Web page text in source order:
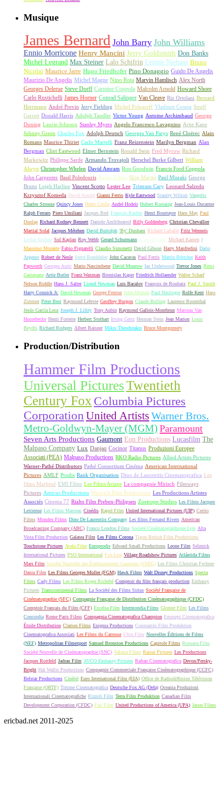
Musique
James Bernard John Barry John Williams
Ennio Morricone Henry Mancini Jerry Goldsmith Don Banks
Michel Legrand Max Steiner Lalo Schifrin Lennie Niehaus Bruno
Nicolai Maurice Jarre Hugo Friedhofer Pino Donaggio Guido De Angelis
Maurizio De Angelis Michel Magne Nino Rota Marvin Hamlisch Alex North
Georges Delerue Steve Dorff Carmine Coppola Malcolm Arnold Howard Shore
Carlo Rustichelli James Horner Conrad Salinger Van Cleave Riz Ortolani Bernard
Herrmann André Previn Jerry Fielding Michel Polnareff Vladimir Cosma Snuff
Garrett Donald Harris Adolph Tandler Victor Young Antoine Archimbaud George
Duning Laurie Johnson Stanley Myers Angelo Francesco Lavagnino Artie Kane
Johnny Green Charles Fox Adolph Deutsch Georges Van Parys René Cloërec Alain
Romans Maurice Thiriet Carlo Martelli Franz Reizenstein Marilyn Bergman Alan
Bergman Clint Eastwood Elmer Bernstein Ronald Stein Fred Myrow Richard
Markowitz Philippe Sarde Armando Trovajoli Herschel Burke Gilbert William
Alwyn Christopher Whelen David Amram Ron Goodwin Francis Ford Coppola
John Carpenter Basil Poledouris Roger Edens Skip Martin Paul Misraki George
Bruns Leigh Harline Vincent Scotto Lester Lee Tristram Cary Leonard Salzedo
Krzysztof Komeda David Arnold Gianni Ferrio Kyle Eastwood Stanley Wilson Vangelis
Charles Strouse Quincy Jones Henri Crolla André Hodeir Hubert Rostaing Jean-Louis Ducarme
Ralph Ferraro Piero Umiliani Jacques Brel François Rauber Henri Bourtayre Hans May Paul
Dunlap Richard Rodney Bennett Daniele Amfitheatrof Billy Goldenberg Christian Chevallier
Martial Solal Jacques Métehen David Buttolph 'By' Dunham Richard LaSalle Fritz Wenneis
Lothar Brühne Sol Kaplan Roy Webb Gerard Schurmann Alan Howarth Michael Kamen f
Massimo Morante Fabio Pignatelli Claudio Simonetti David Gibson Harry Manfredini Dario
Argento Robert de Nesle Steve Boeddeker John Cacavas Paul Ferris Martin Böttcher Keith
Papworth Georges Auric Mario Nascimbene David Munrow Ian Underwood Trevor Jones Remi
Gassmann Artie Butler Franz Waxman Bronislau Kaper Friedrich Hollaender Walter Scharf
Nelson Riddle Hans J. Salter Lionel Newman Luis Bacalov François de Roubaix Paul J. Smith
Harry Connick Jr. David Newman George Fenton John Ottman Paul Haslinger Rolfe Kent Hans
Zimmer Peter Best Raymond Lefevre Geoffrey Burgon Claude Bolling Laurence Rosenthal
Jesús García Leoz Joseph J. Lilley Tony Aubin Raymond Gallois-Montbrun Marceau Van
Hoorebecke Henri Forterre Herbert Stothart Irving Gertz Herman Stein Jean Marion Louis
Beydts Richard Rodgers Albert Raisner Mikis Theodorakis Bruce Montgomery
Production/Distribution
Hammer Film Productions
Universal PicturesTwentieth
Century Fox Columbia Pictures
Corporation United Artists Warner Bros.
Metro-Goldwyn-Mayer (MGM) Paramount
Seven Arts Productions Gaumont Eon Productions Lucasfilm The
Malpaso Company Lux Danjaq Cocinor Titanus Produzioni Europee
Associati (PEA) Malpaso Productions RKO Radio Pictures Allied Artists Pictures
Warner-Pathé Distributors Pathé Consortium Cinéma American International
Pictures AMLF Prodis Rank Organisation Dino de Laurentiis Cinematografica Les
films Marbeuf EMI Films Les Films Ariane La compagnie Mirisch Filmways
Pictures Amicus Productions Warwick Film Productions Les Productions Artistes
Associés Cinema 77 Rialto Film Preben-Philipsen Zoetrope Studios Les Films Jacques
Leitienne Les Films Marceau Cinédis Rapid Film United International Pictures (UIP) Cerito
Films Mondex Films Dino De Laurentiis Company Les films Fernand Rivers American
Broadcasting Company (ABC) Franco London Films Societé Cinématographique Lyre Alta
Vista Film Production Galatea Film Les Films Corona Tigon British Film Productions
Touchstone Pictures Avala Film Europrodis Edward Small Productions Leone Film Selznick
International Pictures PSO International Fox-Lira Village Roadshow Pictures Atlántida Films
Mars Film Société Nouvelle des Établissements Gaumont (SNEG) Les Films Christian Fechner
Dania Film Les Films Georges Muller (FGM) Hawk Films Walt Disney Productions Specta
Films Cady Films Les Films Roger Richebé Comptoir du film français production Embassy
Pictures Transcontinental Films La Société des Films Sirius Société Française de
Cinématographie (SFC) Compagnie Française de Distribution Cinématographique (CFDC)
Comptoir Français du Film (CFF) Excelsa Film Intermondia Films Glomer Film Les Films
Concordia Rome Paris Films Compagnia Cinematografica Champion Emmepi Cinematografica
Étoile Distribution Clarion Films Enigma Productions Constantin Film Produktion
Cinematografica Associati Les Films du Carrosse Ultra Film Nouvelles Éditions de Films
(NEF) Metropolitan Filmexport Samuel Bronston Productions Capitole Films Romana Film
Société Nouvelle de Cinématographie (SNC) Valoria Films Rastar Pictures Les Productions
Jacques Roitfeld Jadran Film AVCO Embassy Pictures Rafran Cinematografica Devon/Persky-
Bright Hal Wallis Productions Compagnie Commerciale Française Cinématographique (CCFC)
Belstar Productions Cinétel Euro International Film (EIA) Office de Radiodiffusion Télévision
Française (ORTF) Tritone Cinematografica Deutsche Fox AG (Defa) Oceania Produzioni
Internazionali Cinematografiche Rizzoli Film Terra Film Produktion Canadian Film
Development Corporation (CFDC) Fair Film United Productions of America (UPA) Jason Films
ericbad.net 2011-2025